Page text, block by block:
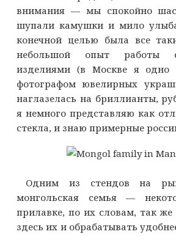
внимания — мы спокойно
шупали камушки и мило
конечной целью была все
небольшой опыт работы
изделиями (в Москве я одно
фотографом ювелирных
наглазелась на бриллианты,
я немного представляю как
стекла, и знаю примерные
Одним из стендов на
монгольская семья —
прилавке, по их словам, так
здесь их и обрабатывать